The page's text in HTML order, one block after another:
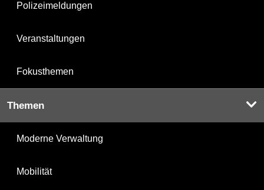
Polizeimeldungen
Veranstaltungen
Fokusthemen
Themen
Moderne Verwaltung
Mobilität